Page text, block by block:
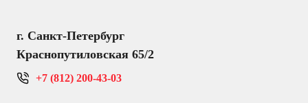
г. Санкт-Петербург
Краснопутиловская 65/2
+7 (812) 200-43-03